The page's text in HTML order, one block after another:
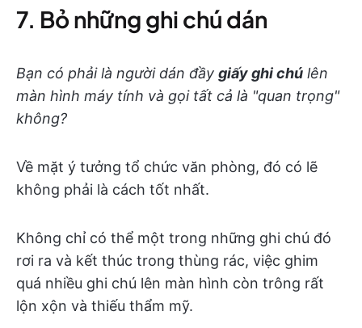
7. Bỏ những ghi chú dán
Bạn có phải là người dán đầy giấy ghi chú lên
màn hình máy tính và gọi tất cả là "quan trọng"
không?
Về mặt ý tưởng tổ chức văn phòng, đó có lẽ
không phải là cách tốt nhất.
Không chỉ có thể một trong những ghi chú đó
rơi ra và kết thúc trong thùng rác, việc ghim
quá nhiều ghi chú lên màn hình còn trông rất
lộn xộn và thiếu thẩm mỹ.